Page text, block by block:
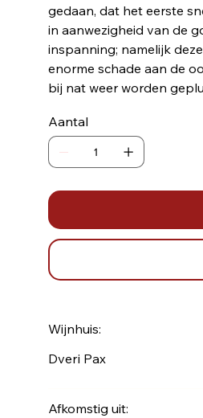
gedaan, dat het eerste
in aanwezigheid van de
inspanning; namelijk
enorme schade aan de
bij nat
Aantal
Wijnhuis:
Dveri Pax
Afkomstig uit: